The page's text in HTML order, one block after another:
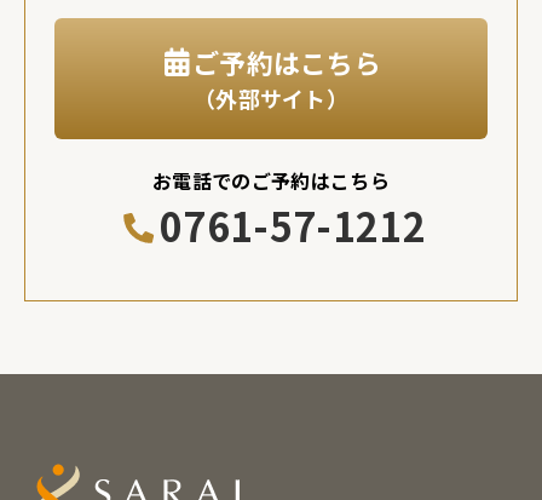
ご予約はこちら
（外部サイト）
お電話でのご予約はこちら
0761-57-1212